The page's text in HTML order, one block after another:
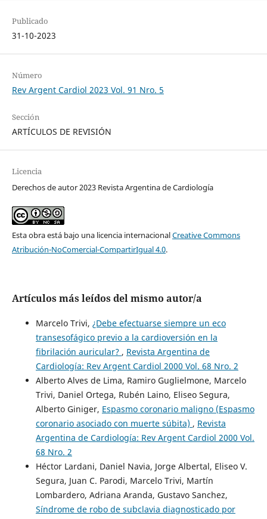
Publicado
31-10-2023
Número
Rev Argent Cardiol 2023 Vol. 91 Nro. 5
Sección
ARTÍCULOS DE REVISIÓN
Licencia
Derechos de autor 2023 Revista Argentina de Cardiología
Esta obra está bajo una licencia internacionalCreative Commons
Atribución-NoComercial-CompartirIgual 4.0.
Artículos más leídos del mismo autor/a
Marcelo Trivi, ¿Debe efectuarse siempre un eco
transesofágico previo a la cardioversión en la
fibrilación auricular? , Revista Argentina de
Cardiología: Rev Argent Cardiol 2000 Vol. 68 Nro. 2
Alberto Alves de Lima, Ramiro Guglielmone, Marcelo
Trivi, Daniel Ortega, Rubén Laino, Eliseo Segura,
Alberto Giniger, Espasmo coronario maligno (Espasmo
coronario asociado con muerte súbita) , Revista
Argentina de Cardiología: Rev Argent Cardiol 2000 Vol.
68 Nro. 2
Héctor Lardani, Daniel Navia, Jorge Albertal, Eliseo V.
Segura, Juan C. Parodi, Marcelo Trivi, Martín
Lombardero, Adriana Aranda, Gustavo Sanchez,
Síndrome de robo de subclavia diagnosticado por